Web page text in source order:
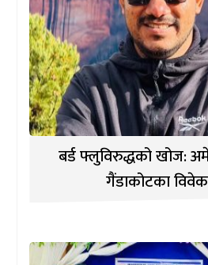
बर्ड फ्लुविरुद्धको खोज:
गैंडाकोटका